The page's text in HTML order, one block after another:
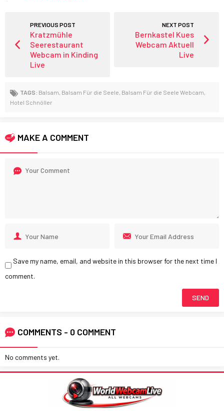
PREVIOUS POST
Kratzmühle
Seerestaurant
Webcam in Kinding
Live
NEXT POST
Bernkastel Kues
Webcam Aktuell
Live
TAGS: Balsam, Balsam Für die Seele, Balsam Für die Seele Webcam,
Hotel Schnöller
MAKE A COMMENT
Save my name, email, and website in this browser for the next time I
comment.
COMMENTS - 0 COMMENT
No comments yet.